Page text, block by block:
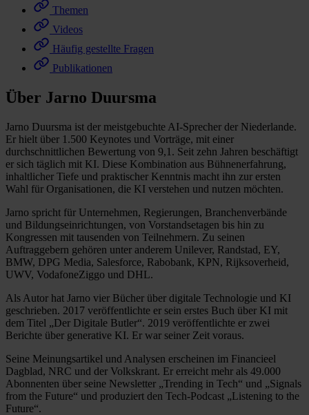
Themen
Videos
Häufig gestellte Fragen
Publikationen
Über Jarno Duursma
Jarno Duursma ist der meistgebuchte AI-Sprecher der Niederlande.
Er hielt über 1.500 Keynotes und Vorträge, mit einer
durchschnittlichen Bewertung von 9,1. Seit zehn Jahren beschäftigt
er sich täglich mit KI. Diese Kombination aus Bühnenerfahrung,
inhaltlicher Tiefe und praktischer Kenntnis macht ihn zur ersten
Wahl für Organisationen, die KI verstehen und nutzen möchten.
Jarno spricht für Unternehmen, Regierungen, Branchenverbände
und Bildungseinrichtungen, von Vorstandsetagen bis hin zu
Kongressen mit tausenden von Teilnehmern. Zu seinen
Auftraggebern gehören unter anderem Unilever, Randstad, EY,
BMW, DPG Media, Salesforce, Rabobank, KPN, Rijksoverheid,
UWV, VodafoneZiggo und DHL.
Als Autor hat Jarno vier Bücher über digitale Technologie und KI
geschrieben. 2017 veröffentlichte er sein erstes Buch über KI mit
dem Titel „Der Digitale Butler“. 2019 veröffentlichte er zwei
Berichte über generative KI. Er war seiner Zeit voraus.
Seine Meinungsartikel und Analysen erscheinen im Financieel
Dagblad, NRC und der Volkskrant. Er erreicht mehr als 49.000
Abonnenten über seine Newsletter „Trending in Tech“ und „Signals
from the Future“ und produziert den Tech-Podcast „Listening to the
Future“.